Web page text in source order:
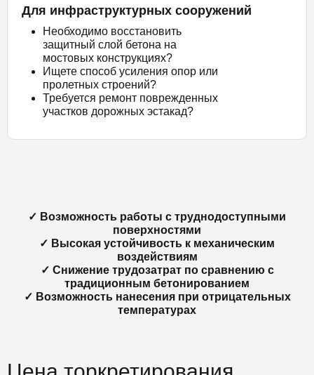
Для инфраструктурных сооружений
Необходимо восстановить
защитный слой бетона на
мостовых конструкциях?
Ищете способ усиления опор или
пролетных строений?
Требуется ремонт поврежденных
участков дорожных эстакад?
✓ Возможность работы с труднодоступными
поверхностями
✓ Высокая устойчивость к механическим
воздействиям
✓ Снижение трудозатрат по сравнению с
традиционным бетонированием
✓ Возможность нанесения при отрицательных
температурах